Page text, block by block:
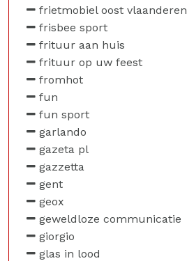
frietmobiel oost vlaanderen
frisbee sport
frituur aan huis
frituur op uw feest
fromhot
fun
fun sport
garlando
gazeta pl
gazzetta
gent
geox
geweldloze communicatie
giorgio
glas in lood